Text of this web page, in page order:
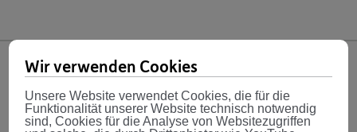
Share
Wir verwenden Cookies
Unsere Website verwendet Cookies, die für die
Funktionalität unserer Website technisch notwendig
sind, Cookies für die Analyse von Websitezugriffen